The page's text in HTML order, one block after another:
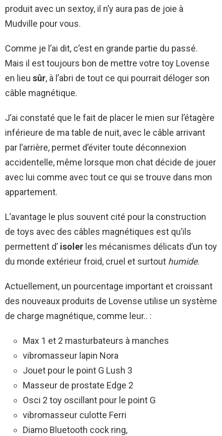
produit avec un sextoy, il n’y aura pas de joie à
Mudville pour vous.
Comme je l’ai dit, c’est en grande partie du passé.
Mais il est toujours bon de mettre votre toy Lovense
en lieu sûr, à l’abri de tout ce qui pourrait déloger son
câble magnétique.
J’ai constaté que le fait de placer le mien sur l’étagère
inférieure de ma table de nuit, avec le câble arrivant
par l’arrière, permet d’éviter toute déconnexion
accidentelle, même lorsque mon chat décide de jouer
avec lui comme avec tout ce qui se trouve dans mon
appartement.
L’avantage le plus souvent cité pour la construction
de toys avec des câbles magnétiques est qu’ils
permettent d’ isoler les mécanismes délicats d’un toy
du monde extérieur froid, cruel et surtout humide.
Actuellement, un pourcentage important et croissant
des nouveaux produits de Lovense utilise un système
de charge magnétique, comme leur.. :
Max 1 et 2 masturbateurs à manches
vibromasseur lapin Nora
Jouet pour le point G Lush 3
Masseur de prostate Edge 2
Osci 2 toy oscillant pour le point G
vibromasseur culotte Ferri
Diamo Bluetooth cock ring,